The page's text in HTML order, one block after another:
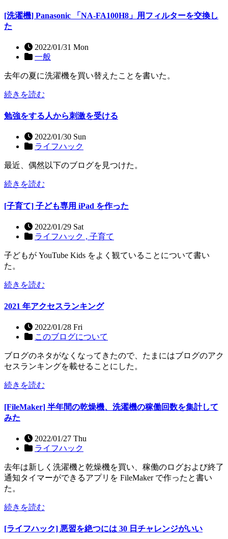
[洗濯機] Panasonic 「NA-FA100H8」用フィルターを交換し
た
2022/01/31 Mon
一般
去年の夏に洗濯機を買い替えたことを書いた。
続きを読む
勉強をする人から刺激を受ける
2022/01/30 Sun
ライフハック
最近、偶然以下のブログを見つけた。
続きを読む
[子育て] 子ども専用 iPad を作った
2022/01/29 Sat
ライフハック , 子育て
子どもが YouTube Kids をよく観ていることについて書い
た。
続きを読む
2021 年アクセスランキング
2022/01/28 Fri
このブログについて
ブログのネタがなくなってきたので、たまにはブログのアク
セスランキングを載せることにした。
続きを読む
[FileMaker] 半年間の乾燥機、洗濯機の稼働回数を集計して
みた
2022/01/27 Thu
ライフハック
去年は新しく洗濯機と乾燥機を買い、稼働のログおよび終了
通知タイマーができるアプリを FileMaker で作ったと書い
た。
続きを読む
[ライフハック] 悪習を絶つには 30 日チャレンジがいい